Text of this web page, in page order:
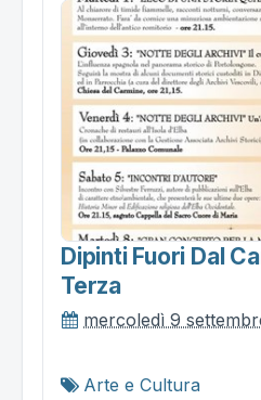
Dipinti Fuori Dal
Terza
mercoledì 9
Arte e Cultura